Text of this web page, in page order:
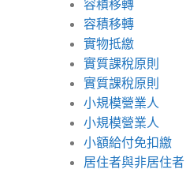
容積移轉
容積移轉
實物抵繳
實質課稅原則
實質課稅原則
小規模營業人
小規模營業人
小額給付免扣繳
居住者與非居住者